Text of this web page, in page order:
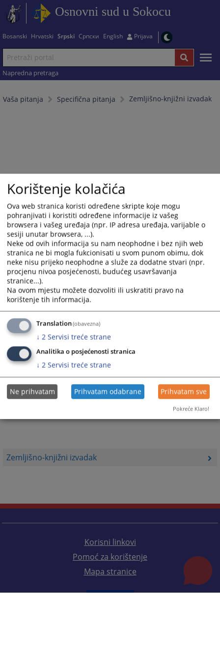
Osnovni sud u Sokocu
Bosanski Hrvatski Srpski Српски English Prijava
Napredna pretraga
Vaša pitanja Specifična pitanja Zemljišno-knjižni izvadak
Zemljišno-knjižni izvadak
Trenutno nema vijesti
Korisni linkovi
Pomoć za korištenje
Mapa stranice
Korištenje kolačića
Ova web stranica koristi određene skripte koje mogu
pohranjivati i koristiti određene informacije iz vašeg
browsera i vašeg uređaja (npr. IP adresa uređaja, varijable o
sesiji unutar browsera, ...).
Neke od ovih informacija su nam neophodne i bez njih web
stranica ne bi mogla fukcionisati u svom punom obimu, dok
neke nisu prijeko neophodne a služe za dodatne stvari (npr.
procjenu nivoa posjećenosti, budućeg usavršavanja
stranice...).
Na ovom mjestu možete dozvoliti ili uskratiti pravo na
korištenje tih informacija.
Translation(obavezna)
↓ 2 Servisi treće strane
Analitika o posjećenosti stranica
↓ 2 Servisi treće strane
Ne prihvatam Prihvatam odabrane Prihvatam sve
Pokreće Klaro!